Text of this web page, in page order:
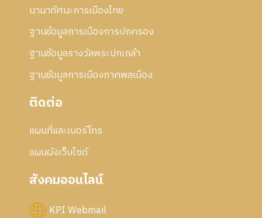
นานาทัศนะการเมืองไทย
ฐานข้อมูลการเมืองการปกครอง
ฐานข้อมูลรางวัลพระปกเกล้า
ฐานข้อมูลการเมืองภาคพลเมือง
ติดต่อ
แผนที่และเบอร์โทร
แผนผังเว็บไซด์
สังคมออนไลน์
KPI Webmail